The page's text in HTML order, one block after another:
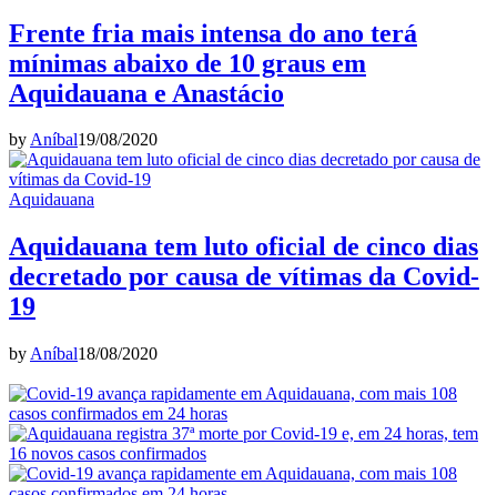
Frente fria mais intensa do ano terá
mínimas abaixo de 10 graus em
Aquidauana e Anastácio
byAníbal19/08/2020
Aquidauana
Aquidauana tem luto oficial de cinco dias
decretado por causa de vítimas da Covid-
19
by Aníbal18/08/2020